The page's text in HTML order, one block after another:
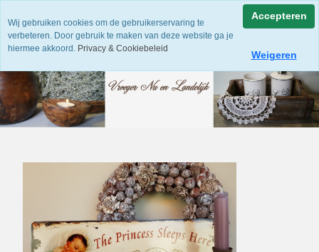
Wij gebruiken cookies om de gebruikerservaring te
verbeteren. Door gebruik te maken van deze website ga je
hiermee akkoord. Privacy & Cookiebeleid
Accepteren
Weigeren